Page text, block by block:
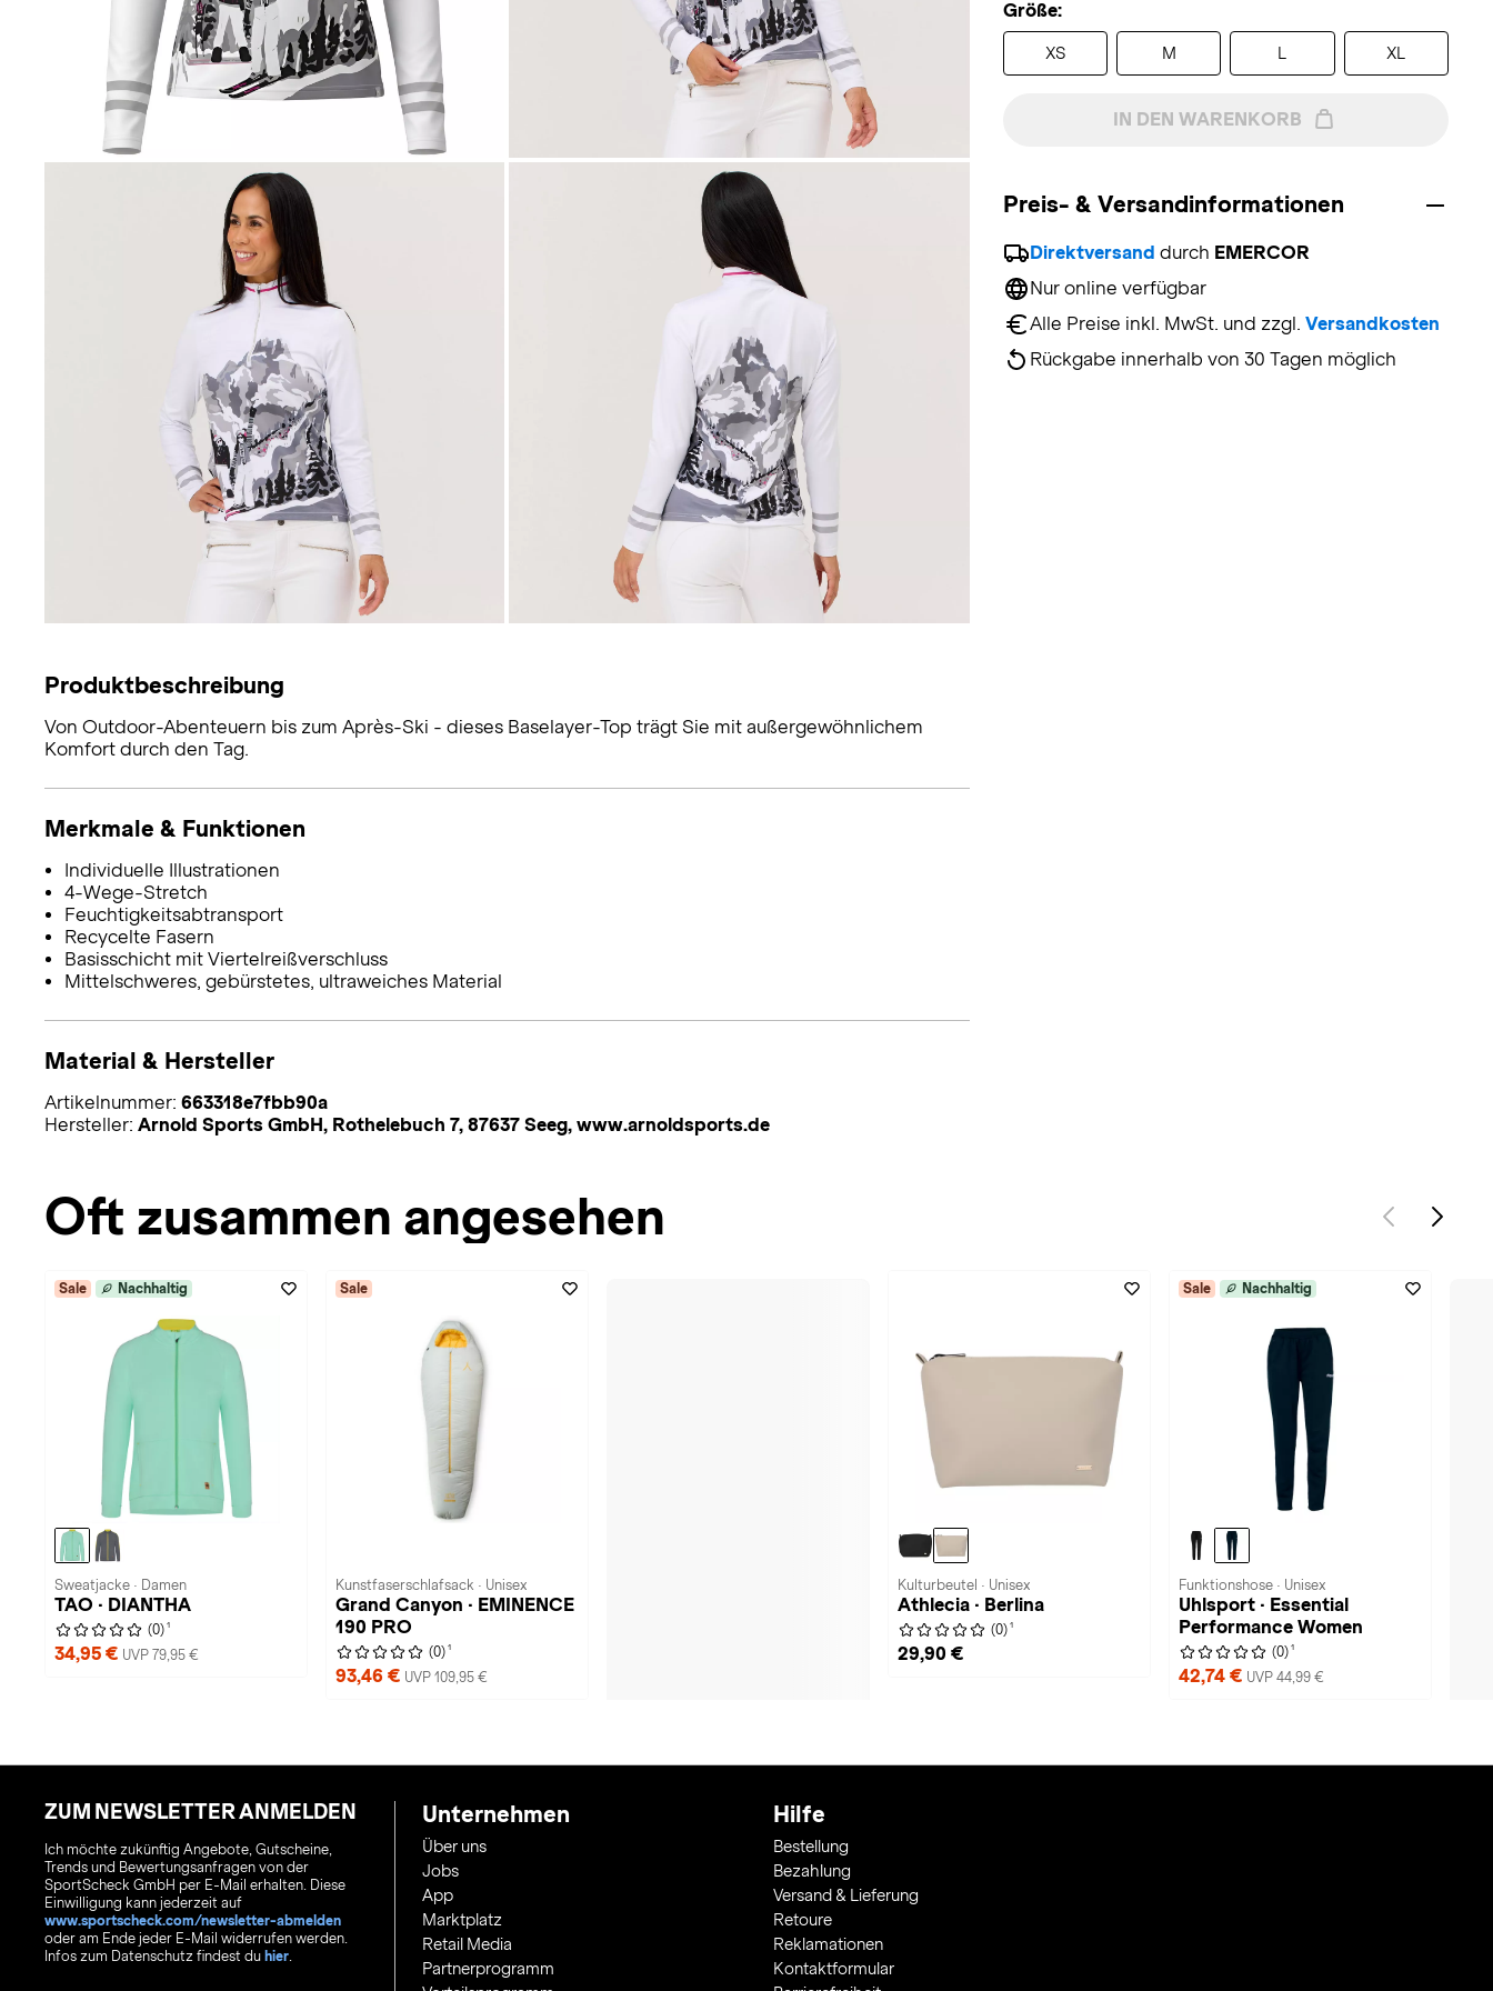
Größe:
XS M XL
IN DEN WARENKORB
Preis- & Versandinformationen
Direktversand durch EMERCOR
Nur online verfügbar
Alle Preise inkl. MwSt. und zzgl. Versandkosten
Rückgabe innerhalb von 30 Tagen möglich
Produktbeschreibung
Von Outdoor-Abenteuern bis zum Après-Ski - dieses Baselayer-Top trägt Sie mit außergewöhnlichem
Komfort durch den Tag.
Merkmale & Funktionen
Individuelle Illustrationen
4-Wege-Stretch
Feuchtigkeitsabtransport
Recycelte Fasern
Basisschicht mit Viertelreißverschluss
Mittelschweres, gebürstetes, ultraweiches Material
Material & Hersteller
Artikelnummer: 663318e7fbb90a
Hersteller: Arnold Sports GmbH, Rothelebuch 7, 87637 Seeg, www.arnoldsports.de
Oft zusammen angesehen
Sale Nachhaltig
Sweatjacke · Damen
TAO · DIANTHA
(0) 1
34,95 € UVP 79,95 €
Sale
Kunstfaserschlafsack · Unisex
Grand Canyon · EMINENCE
190 PRO
(0) 1
93,46 € UVP 109,95 €
Kulturbeutel · Unisex
Athlecia · Berlina
(0) 1
29,90 €
Sale Nachhaltig
Funktionshose · Unisex
Uhlsport · Essential
Performance Women
(0) 1
42,74 € UVP 44,99 €
ZUM NEWSLETTER ANMELDEN
Ich möchte zukünftig Angebote, Gutscheine,
Trends und Bewertungsanfragen von der
SportScheck GmbH per E-Mail erhalten. Diese
Einwilligung kann jederzeit auf
www.sportscheck.com/newsletter-abmelden
oder am Ende jeder E-Mail widerrufen werden.
Infos zum Datenschutz findest du hier
Unternehmen
Über uns
Jobs
App
Marktplatz
Retail Media
Partnerprogramm
Hilfe
Bestellung
Bezahlung
Versand & Lieferung
Retoure
Reklamationen
Kontaktformular